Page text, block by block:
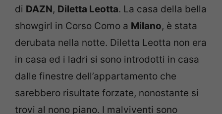
di DAZN, Diletta Leotta. La casa della bella
showgirl in Corso Como a Milano, è stata
derubata nella notte. Diletta Leotta non era
in casa ed i ladri si sono introdotti in casa
dalle finestre dell’appartamento che
sarebbero risultate forzate, nonostante si
trovi al nono piano. I malviventi sono